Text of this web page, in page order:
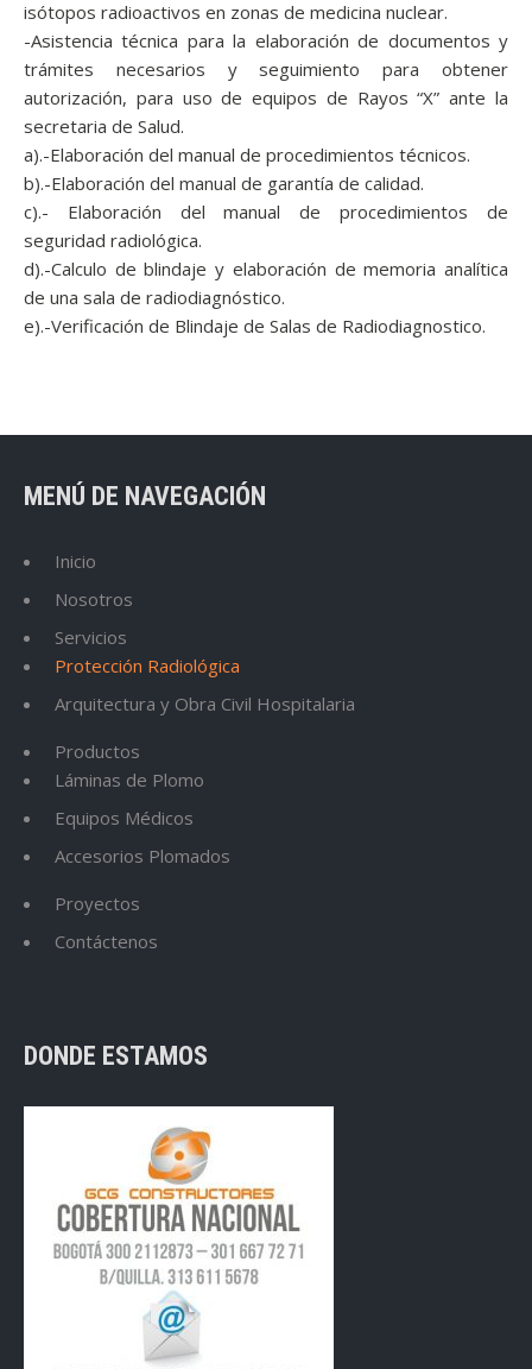
isótopos radioactivos en zonas de medicina nuclear.
-Asistencia técnica para la elaboración de documentos y
trámites necesarios y seguimiento para obtener
autorización, para uso de equipos de Rayos “X” ante la
secretaria de Salud.
a).-Elaboración del manual de procedimientos técnicos.
b).-Elaboración del manual de garantía de calidad.
c).- Elaboración del manual de procedimientos de
seguridad radiológica.
d).-Calculo de blindaje y elaboración de memoria analítica
de una sala de radiodiagnóstico.
e).-Verificación de Blindaje de Salas de Radiodiagnostico.
MENÚ DE NAVEGACIÓN
Inicio
Nosotros
Servicios
Protección Radiológica
Arquitectura y Obra Civil Hospitalaria
Productos
Láminas de Plomo
Equipos Médicos
Accesorios Plomados
Proyectos
Contáctenos
DONDE ESTAMOS